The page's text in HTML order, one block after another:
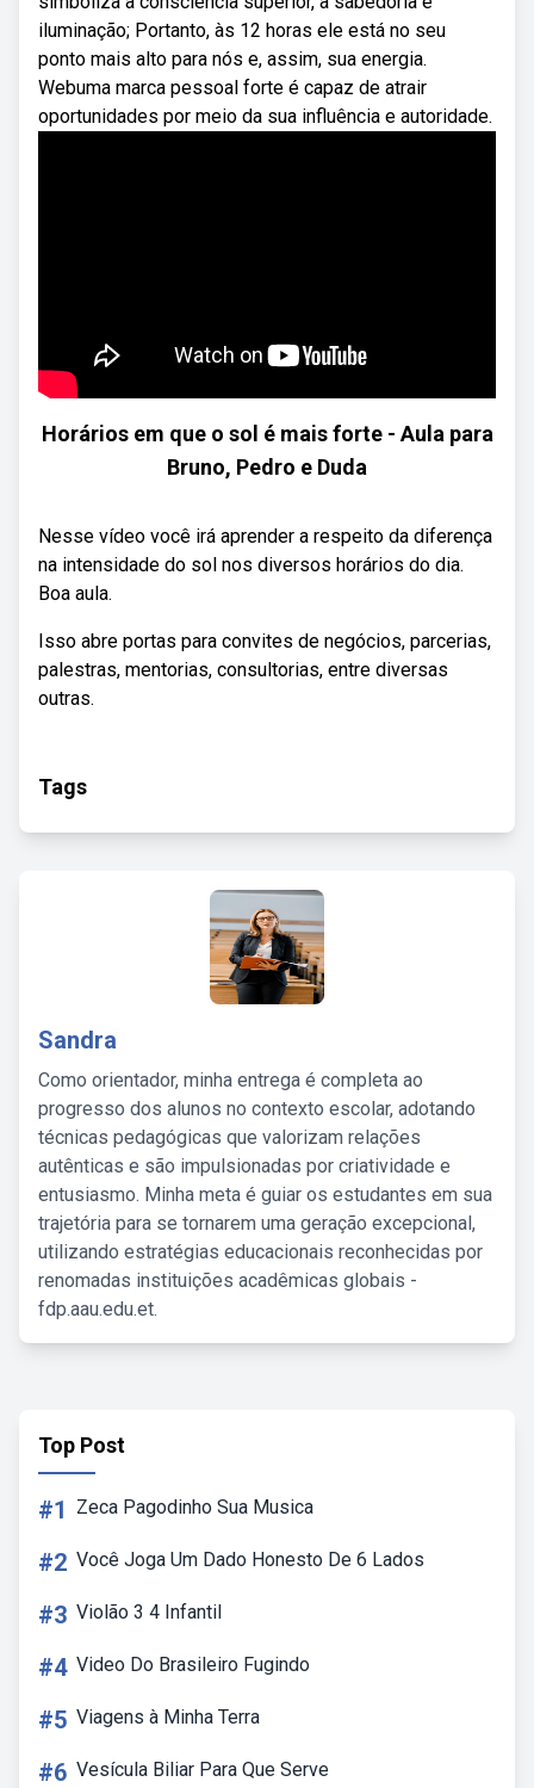
iluminação; Portanto, às 12 horas ele está no seu
ponto mais alto para nós e, assim, sua energia.
Webuma marca pessoal forte é capaz de atrair
oportunidades por meio da sua influência e autoridade.
Horários em que o sol é mais forte - Aula para
Bruno, Pedro e Duda
Nesse vídeo você irá aprender a respeito da diferença
na intensidade do sol nos diversos horários do dia.
Boa aula.
Isso abre portas para convites de negócios, parcerias,
palestras, mentorias, consultorias, entre diversas
outras.
Tags
Sandra
Como orientador, minha entrega é completa ao
progresso dos alunos no contexto escolar, adotando
técnicas pedagógicas que valorizam relações
autênticas e são impulsionadas por criatividade e
entusiasmo. Minha meta é guiar os estudantes em sua
trajetória para se tornarem uma geração excepcional,
utilizando estratégias educacionais reconhecidas por
renomadas instituições acadêmicas globais -
fdp.aau.edu.et.
Top Post
#1 Zeca Pagodinho Sua Musica
#2 Você Joga Um Dado Honesto De 6 Lados
#3 Violão 3 4 Infantil
#4 Video Do Brasileiro Fugindo
#5 Viagens à Minha Terra
#6 Vesícula Biliar Para Que Serve